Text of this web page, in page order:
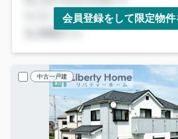
会員登録をして限定物件
中古一戸建